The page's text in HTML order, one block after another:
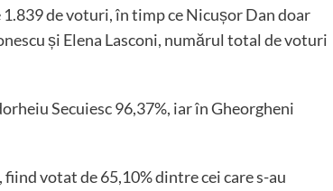
de voturi, în timp ce Nicușor Dan doar
și Elena Lasconi, numărul total de voturi
Secuiesc 96,37%, iar în Gheorgheni
votat de 65,10% dintre cei care s-au